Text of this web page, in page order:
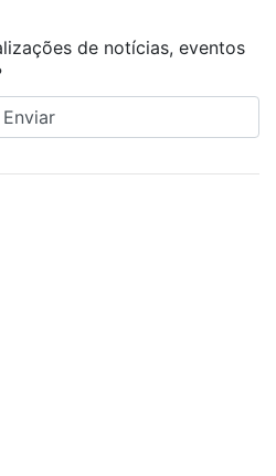
de notícias, eventos